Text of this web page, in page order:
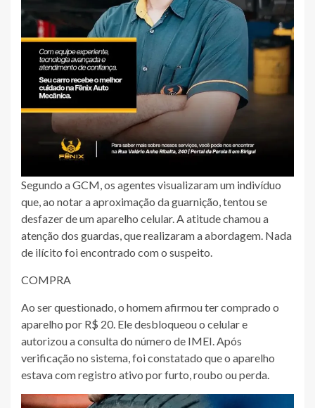
Segundo a GCM, os agentes visualizaram um indivíduo
que, ao notar a aproximação da guarnição, tentou se
desfazer de um aparelho celular. A atitude chamou a
atenção dos guardas, que realizaram a abordagem. Nada
de ilícito foi encontrado com o suspeito.
COMPRA
Ao ser questionado, o homem afirmou ter comprado o
aparelho por R$ 20. Ele desbloqueou o celular e
autorizou a consulta do número de IMEI. Após
verificação no sistema, foi constatado que o aparelho
estava com registro ativo por furto, roubo ou perda.